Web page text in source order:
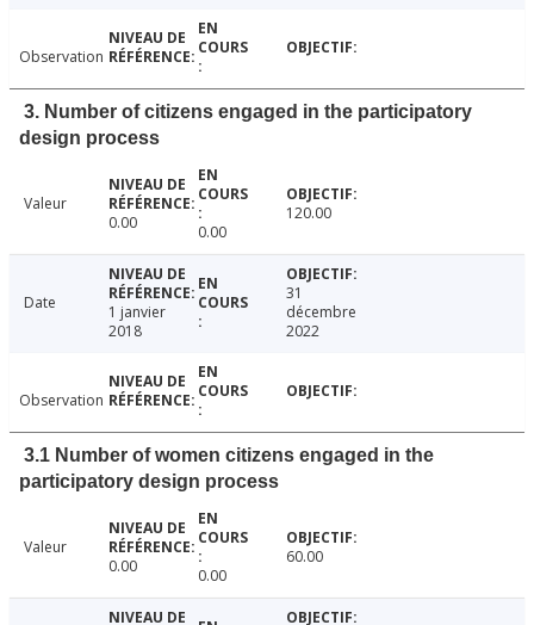
Observation
3. Number of citizens engaged in the participatory
design process
Valeur
0.00
0.00
120.00
Date
1 janvier
2018
31
décembre
2022
Observation
3.1 Number of women citizens engaged in the
participatory design process
Valeur
0.00
0.00
60.00